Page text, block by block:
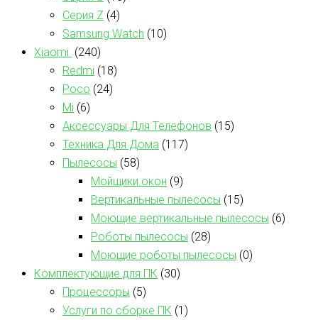
Серия Z (4)
Samsung Watch (10)
Xiaomi (240)
Redmi (18)
Poco (24)
Mi (6)
Аксессуары Для Телефонов (15)
Техника Для Дома (117)
Пылесосы (58)
Мойщики окон (9)
Вертикальные пылесосы (15)
Моющие вертикальные пылесосы (6)
Роботы пылесосы (28)
Моющие роботы пылесосы (0)
Комплектующие для ПК (30)
Процессоры (5)
Услуги по сборке ПК (1)